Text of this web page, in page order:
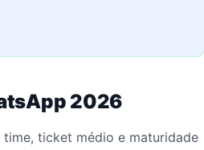
2026
ticket médio e maturidade